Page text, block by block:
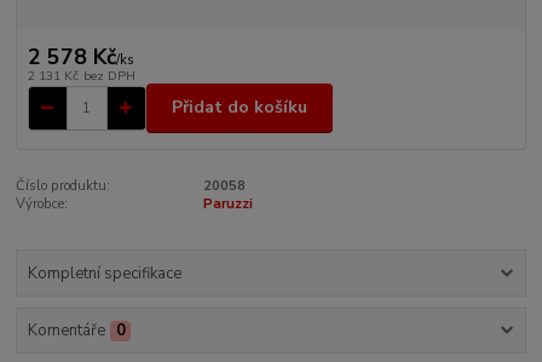
2 578 Kč/ks
2 131 Kč bez DPH
Přidat do košíku
Číslo produktu:
20058
Výrobce:
Paruzzi
Kompletní specifikace
Komentáře 0